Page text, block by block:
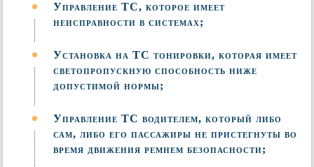
Управление ТС, которое имеет
неисправности в системах;
Установка на ТС тонировки, которая имеет
светопропускную способность ниже
допустимой нормы;
Управление ТС водителем, который либо
сам, либо его пассажиры не пристегнуты во
время движения ремнем безопасности;